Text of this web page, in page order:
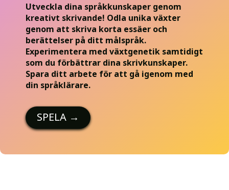
Utveckla dina språkkunskaper genom
kreativt skrivande! Odla unika växter
genom att skriva korta essäer och
berättelser på ditt målspråk.
Experimentera med växtgenetik samtidigt
som du förbättrar dina skrivkunskaper.
Spara ditt arbete för att gå igenom med
din språklärare.
SPELA →